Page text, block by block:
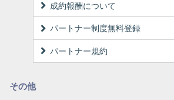
成約報酬について
パートナー制度無料登録
パートナー規約
その他